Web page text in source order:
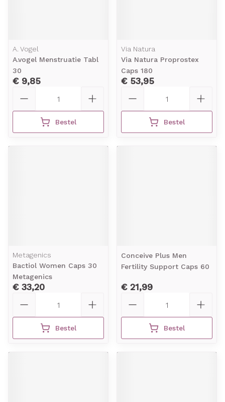
A. Vogel
A.vogel Menstruatie Tabl
30
€ 9,85
Bestel
Via Natura
Via Natura Proprostex
Caps 180
€ 53,95
Bestel
Metagenics
Bactiol Women Caps 30
Metagenics
€ 33,20
Bestel
Conceive Plus Men
Fertility Support Caps 60
€ 21,99
Bestel